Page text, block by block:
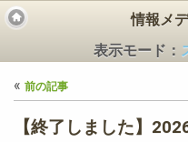
情報メ
表示モード：
« 前の記事
【終了しました】